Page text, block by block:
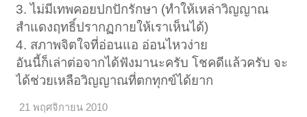
3. ไม่มีเทพคอยปกปักรักษา (ทำให้เหล่าวิญญาณ
สำแดงฤทธิ์ปรากฏกายให้เราเห็นได้)
4. สภาพจิตใจที่อ่อนแอ อ่อนไหวง่าย
อันนี้ก็เล่าต่อจากได้ฟังมานะครับ โชคดีแล้วครับ จะ
ได้ช่วยเหลือวิญญาณที่ตกทุกข์ได้ยาก
21 พฤศจิกายน 2010